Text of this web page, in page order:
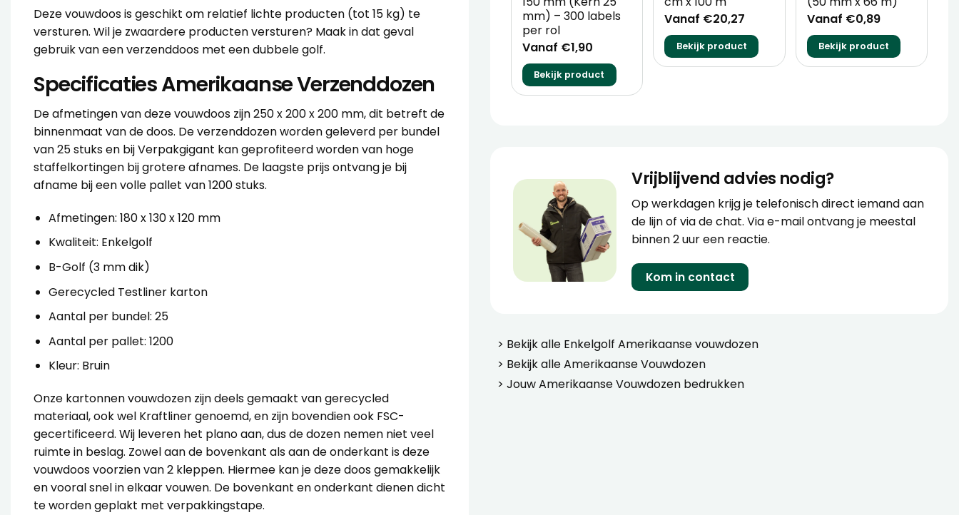
Deze vouwdoos is geschikt om relatief lichte producten (tot 15 kg) te
versturen. Wil je zwaardere producten versturen? Maak in dat geval
gebruik van eenverzenddoos met een dubbele golf.
Specificaties Amerikaanse Verzenddozen
De afmetingen van dezevouwdoos zijn 250 x 200 x 200 mm, dit betreft de
binnenmaat van de doos. Deverzenddozenworden geleverd per bundel
van 25 stuks en bij Verpakgigant kan geprofiteerd worden van hoge
staffelkortingen bij grotere afnames. De laagste prijs ontvang je bij
afname bij een volle pallet van 1200 stuks.
Afmetingen: 180 x 130 x 120 mm
Kwaliteit: Enkelgolf
B-Golf (3 mm dik)
Gerecycled Testliner karton
Aantal per bundel: 25
Aantal per pallet: 1200
Kleur: Bruin
Onze kartonnen vouwdozen zijn deels gemaakt van gerecycled
materiaal, ook wel Kraftliner genoemd, en zijn bovendien ook FSC-
gecertificeerd. Wij leveren het plano aan, dus de dozen nemen niet veel
ruimte in beslag. Zowel aan de bovenkant als aan de onderkant is deze
vouwdoos voorzien van 2 kleppen. Hiermee kan je deze doos gemakkelijk
en vooral snel in elkaar vouwen. De bovenkant en onderkant dienen dicht
te worden geplakt metverpakkingstape.
mm) – 300 labels
per rol
Vanaf €1,90
Bekijk product
Vanaf €20,27
Bekijk product
Vanaf €0,89
Bekijk product
Vrijblijvend advies nodig?
Op werkdagen krijg je telefonisch direct iemand aan
de lijn of via de chat. Via e-mail ontvang je meestal
binnen 2 uur een reactie.
Kom in contact
> Bekijk alle Enkelgolf Amerikaanse vouwdozen
> Bekijk alleAmerikaanse Vouwdozen
> JouwAmerikaanse Vouwdozen bedrukken